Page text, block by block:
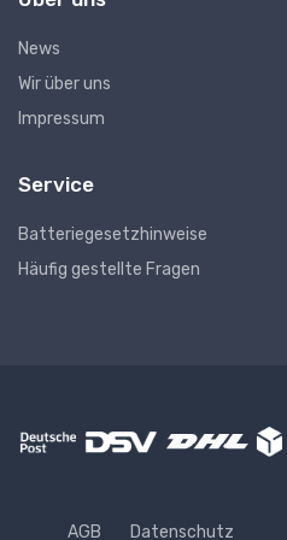
News
Wir über uns
Impressum
Service
Batteriegesetzhinweise
Häufig gestellte Fragen
AGB Datenschutz